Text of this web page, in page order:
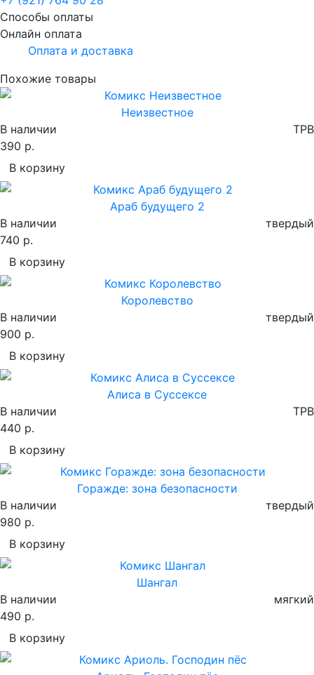
Способы оплаты
Онлайн оплата
Оплата и доставка
Похожие товары
Неизвестное
В наличии
TPB
390 р.
В корзину
Араб будущего 2
В наличии
твердый
740 р.
В корзину
Королевство
В наличии
твердый
900 р.
В корзину
Алиса в Суссексе
В наличии
TPB
440 р.
В корзину
Горажде: зона безопасности
В наличии
твердый
980 р.
В корзину
Шангал
В наличии
мягкий
490 р.
В корзину